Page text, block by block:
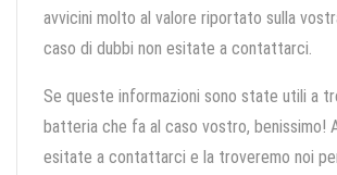
avvicini molto al valore riportato sulla
caso di dubbi non esitate a contattarci.
Se queste informazioni sono state utili a
batteria che fa al caso vostro, benissimo!
esitate a contattarci e la troveremo noi